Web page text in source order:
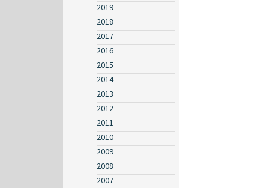
2019
2018
2017
2016
2015
2014
2013
2012
2011
2010
2009
2008
2007